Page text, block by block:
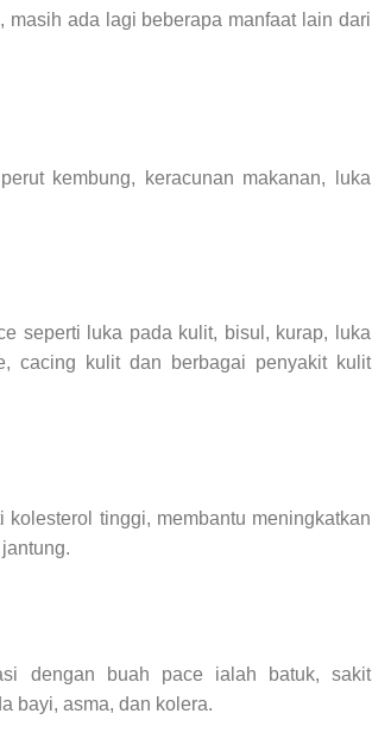
ada lagi beberapa manfaat lain dari
kembung, keracunan makanan, luka
seperti luka pada kulit, bisul, kurap, luka
cacing kulit dan berbagai penyakit kulit
tinggi, membantu meningkatkan
dengan buah pace ialah batuk, sakit
bayi, asma, dan kolera.